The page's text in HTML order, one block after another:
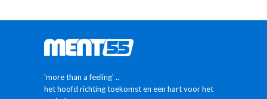
'more than a feeling' ..
het hoofd richting toekomst en een hart voor het